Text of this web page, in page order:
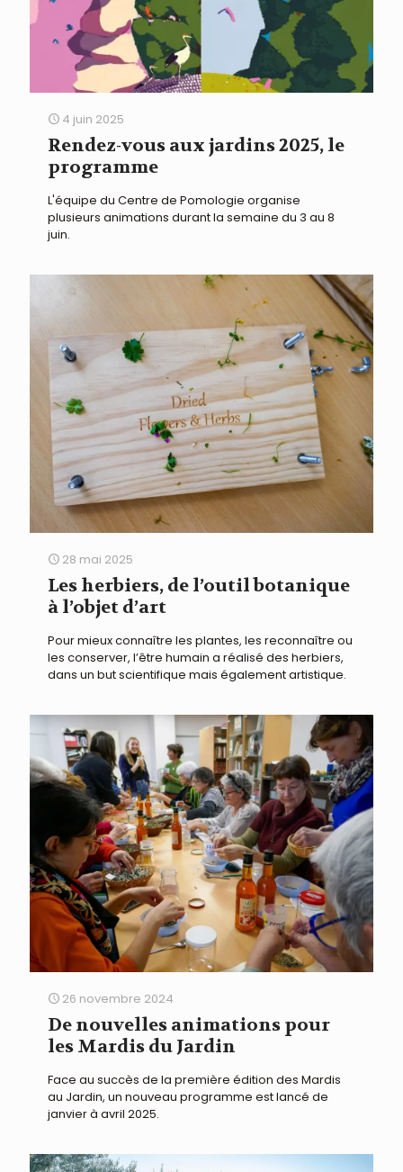
4 juin 2025
Rendez-vous aux jardins 2025, le
programme
L'équipe du Centre de Pomologie organise
plusieurs animations durant la semaine du 3 au 8
juin.
28 mai 2025
Les herbiers, de l’outil botanique
à l’objet d’art
Pour mieux connaître les plantes, les reconnaître ou
les conserver, l’être humain a réalisé des herbiers,
dans un but scientifique mais également artistique.
26 novembre 2024
De nouvelles animations pour
les Mardis du Jardin
Face au succès de la première édition des Mardis
au Jardin, un nouveau programme est lancé de
janvier à avril 2025.